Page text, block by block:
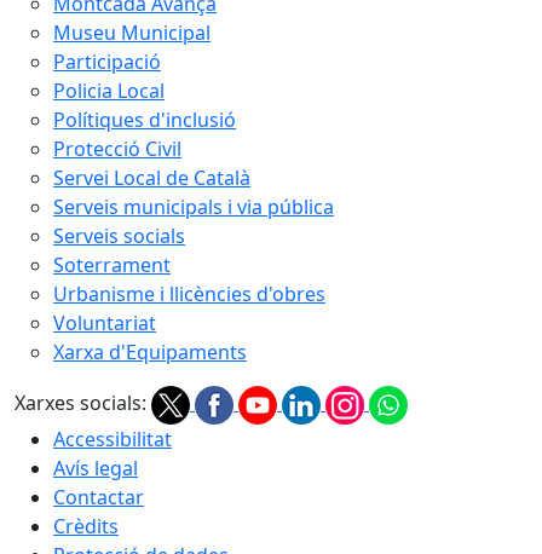
Museu Municipal
Participació
Policia Local
Polítiques d'inclusió
Protecció Civil
Servei Local de Català
Serveis municipals i via pública
Serveis socials
Soterrament
Urbanisme i llicències d'obres
Voluntariat
Xarxa d'Equipaments
Xarxes socials:
Accessibilitat
Avís legal
Contactar
Crèdits